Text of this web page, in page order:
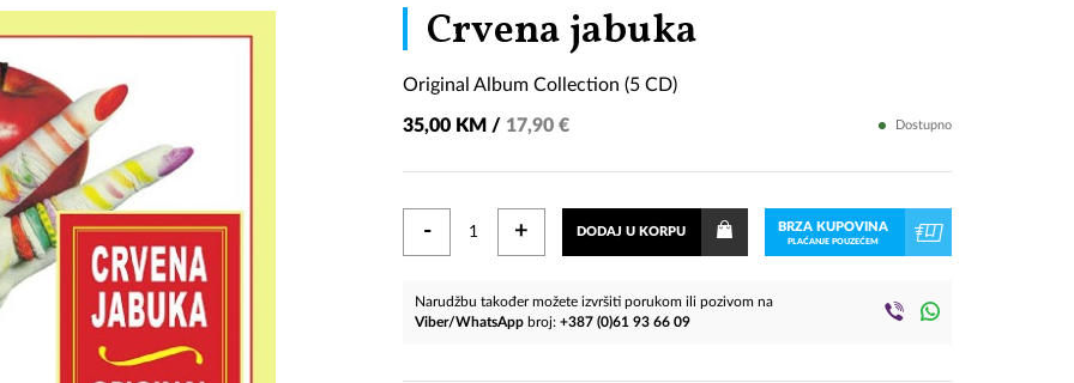
Crvena jabuka
Collection
(5
CD)
Original Album Collection (5 CD)
35,00 KM / 17,90 € Dostupno
- + DODAJ U KORPU BRZA KUPOVINA
PLAĆANJE POUZEĆEM
Narudžbu također možete izvršiti porukom ili pozivom na
Viber/WhatsApp broj:+387 (0)61 93 66 09